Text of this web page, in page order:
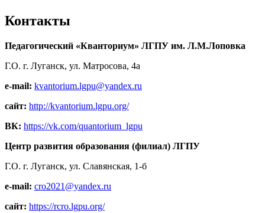
Контакты
Педагогический «Кванториум» ЛГПУ им. Л.М.Лоповка
Г.О. г. Луганск, ул. Матросова, 4а
e-mail: kvantorium.lgpu@yandex.ru
сайт: http://kvantorium.lgpu.org/
ВК: https://vk.com/quantorium_lgpu
Центр развития образования (филиал) ЛГПУ
Г.О. г. Луганск, ул. Славянская, 1-б
e-mail: cro2021@yandex.ru
сайт: https://rcro.lgpu.org/